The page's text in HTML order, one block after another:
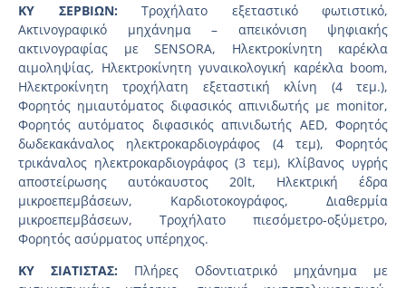
ΚΥ ΣΕΡΒΙΩΝ: Τροχήλατο εξεταστικό φωτιστικό,
Ακτινογραφικό μηχάνημα – απεικόνιση ψηφιακής
ακτινογραφίας με SENSORA, Ηλεκτροκίνητη καρέκλα
αιμοληψίας, Ηλεκτροκίνητη γυναικολογική καρέκλα boom,
Ηλεκτροκίνητη τροχήλατη εξεταστική κλίνη (4 τεμ.),
Φορητός ημιαυτόματος διφασικός απινιδωτής με monitor,
Φορητός αυτόματος διφασικός απινιδωτής AED, Φορητός
δωδεκακάναλος ηλεκτροκαρδιογράφος (4 τεμ), Φορητός
τρικάναλος ηλεκτροκαρδιογράφος (3 τεμ), Κλίβανος υγρής
αποστείρωσης αυτόκαυστος 20lt, Ηλεκτρική έδρα
μικροεπεμβάσεων, Καρδιοτοκογράφος, Διαθερμία
μικροεπεμβάσεων, Τροχήλατο πιεσόμετρο-οξύμετρο,
Φορητός ασύρματος υπέρηχος.
ΚΥ ΣΙΑΤΙΣΤΑΣ: Πλήρες Οδοντιατρικό μηχάνημα με